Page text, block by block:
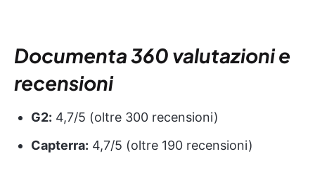
Documenta 360 valutazioni e
recensioni
G2: 4,7/5 (oltre 300 recensioni)
Capterra: 4,7/5 (oltre 190 recensioni)